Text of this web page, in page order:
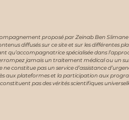
proposé par Zeinab Ben
diffusés sur ce site et sur les différentes
qu’accompagnatrice spécialisée dans
jamais un traitement médical ou un
ne constitue pas un service d’assistance
aux plateformes et la participation aux
constituent pas des vérités scientifiques